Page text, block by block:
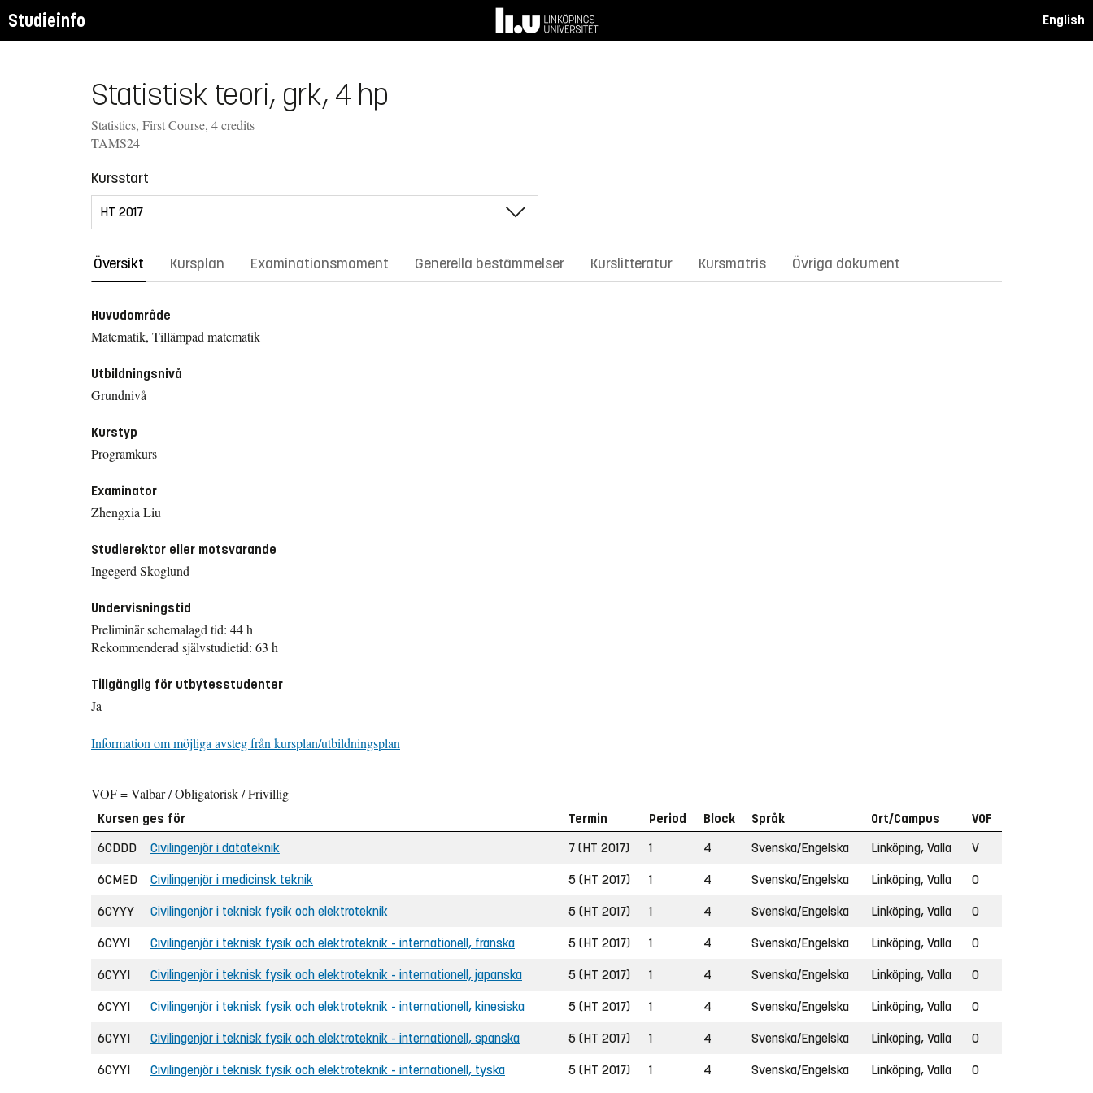
Studieinfo English
Statistisk teori, grk, 4 hp
Statistics, First Course, 4 credits
TAMS24
Kursstart
Översikt Kursplan Examinationsmoment Generella bestämmelser Kurslitteratur Kursmatris Övriga dokument
Huvudområde
Matematik, Tillämpad matematik
Utbildningsnivå
Grundnivå
Kurstyp
Programkurs
Examinator
Zhengxia Liu
Studierektor eller motsvarande
Ingegerd Skoglund
Undervisningstid
Preliminär schemalagd tid: 44 h
Rekommenderad självstudietid: 63 h
Tillgänglig för utbytesstudenter
Ja
Information om möjliga avsteg från kursplan/utbildningsplan
VOF = Valbar / Obligatorisk / Frivillig
Kursen ges för Termin Period Block Språk Ort/Campus
VOF
6CDDD
Civilingenjör i datateknik 7 (HT 2017) 1 4 Svenska/Engelska Linköping, Valla V
6CMED Civilingenjör i medicinsk teknik 5 (HT 2017) 1 4 Svenska/Engelska Linköping, Valla O
6CYYY Civilingenjör i teknisk fysik och elektroteknik 5 (HT 2017) 1 4 Svenska/Engelska Linköping, Valla O
6CYYI Civilingenjör i teknisk fysik och elektroteknik - internationell, franska 5 (HT 2017) 1 4 Svenska/Engelska Linköping, Valla O
6CYYI Civilingenjör i teknisk fysik och elektroteknik - internationell, japanska 5 (HT 2017) 1 4 Svenska/Engelska Linköping, Valla O
6CYYI Civilingenjör i teknisk fysik och elektroteknik - internationell, kinesiska 5 (HT 2017) 1 4 Svenska/Engelska Linköping, Valla O
6CYYI Civilingenjör i teknisk fysik och elektroteknik - internationell, spanska 5 (HT 2017) 1 4 Svenska/Engelska Linköping, Valla O
6CYYI Civilingenjör i teknisk fysik och elektroteknik - internationell, tyska 5 (HT 2017) 1 4 Svenska/Engelska Linköping, Valla O